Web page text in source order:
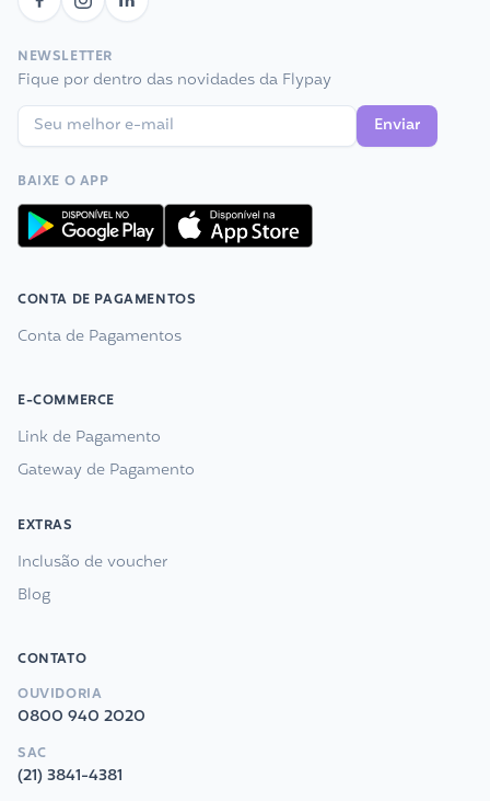
NEWSLETTER
Fique por dentro das novidades da Flypay
Enviar
BAIXE O APP
CONTA DE PAGAMENTOS
Conta de Pagamentos
E-COMMERCE
Link de Pagamento
Gateway de Pagamento
EXTRAS
Inclusão de voucher
Blog
CONTATO
OUVIDORIA
0800 940 2020
SAC
(21) 3841-4381